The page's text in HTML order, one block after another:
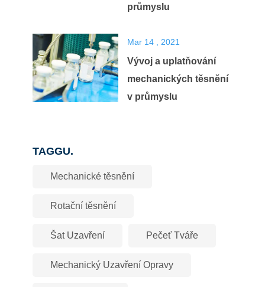
průmyslu
Mar 14 , 2021
Vývoj a uplatňování
mechanických těsnění
v průmyslu
TAGGU.
Mechanické těsnění
Rotační těsnění
Šat Uzavření Pečeť Tváře
Mechanický Uzavření Opravy